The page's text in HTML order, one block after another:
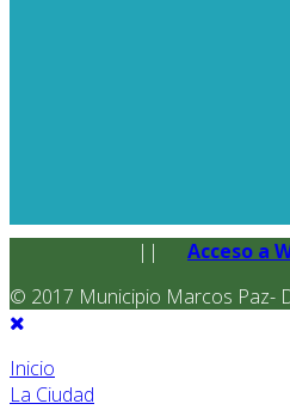
|| Acceso a
© 2017 Municipio Marcos Paz-
Inicio
La Ciudad